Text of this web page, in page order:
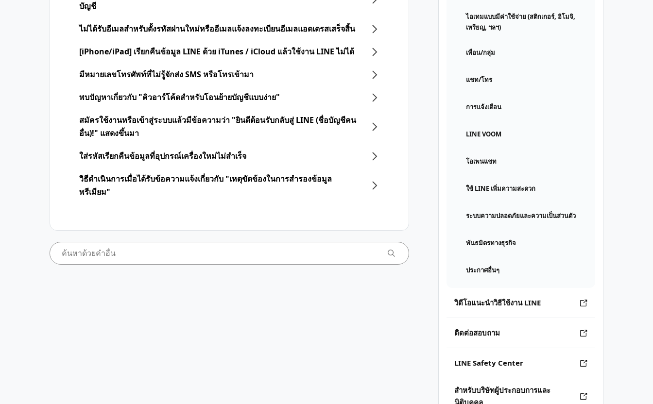
ไอเทมแบบมีค่าใช้จ่าย (สติกเกอร์, อิโมจิ,
เหรียญ, ฯลฯ)
เพื่อน/กลุ่ม
แชท/โทร
การแจ้งเตือน
LINE VOOM
โอเพนแชท
ใช้ LINE เพิ่มความสะดวก
ระบบความปลอดภัยและความเป็นส่วนตัว
พันธมิตรทางธุรกิจ
ประกาศอื่นๆ
วิดีโอแนะนำวิธีใช้งาน LINE
ติดต่อสอบถาม
LINE Safety Center
สำหรับบริษัทผู้ประกอบการและ
นิติบุคคล
บัญชี
ไม่ได้รับอีเมลสำหรับตั้งรหัสผ่านใหม่หรืออีเมลแจ้งลงทะเบียนอีเมลแอดเดรสเสร็จสิ้น
[iPhone/iPad] เรียกคืนข้อมูล LINE ด้วย iTunes / iCloud แล้วใช้งาน LINE ไม่ได้
มีหมายเลขโทรศัพท์ที่ไม่รู้จักส่ง SMS หรือโทรเข้ามา
พบปัญหาเกี่ยวกับ "คิวอาร์โค้ดสำหรับโอนย้ายบัญชีแบบง่าย"
สมัครใช้งานหรือเข้าสู่ระบบแล้วมีข้อความว่า "ยินดีต้อนรับกลับสู่ LINE (ชื่อบัญชีคน
อื่น)!" แสดงขึ้นมา
ใส่รหัสเรียกคืนข้อมูลที่อุปกรณ์เครื่องใหม่ไม่สำเร็จ
วิธีดำเนินการเมื่อได้รับข้อความแจ้งเกี่ยวกับ "เหตุขัดข้องในการสำรองข้อมูล
พรีเมียม"